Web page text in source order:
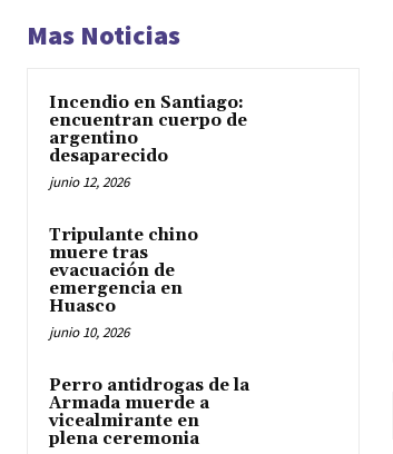
Mas Noticias
Incendio en Santiago:
encuentran cuerpo de
argentino
desaparecido
junio 12, 2026
Tripulante chino
muere tras
evacuación de
emergencia en
Huasco
junio 10, 2026
Perro antidrogas de la
Armada muerde a
vicealmirante en
plena ceremonia